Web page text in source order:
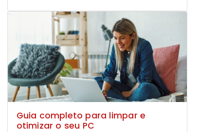
Guia completo para limpar e
otimizar o seu PC